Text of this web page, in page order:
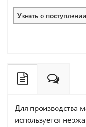
Узнать о поступлении
Для производства
используется